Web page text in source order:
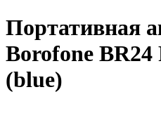
Портативная
Borofone BR24
(blue)